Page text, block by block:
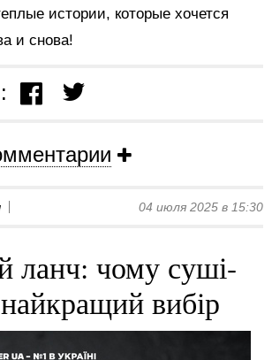
истории, которые хочется
и снова!
04 июля 2025 в 15:30
ланч: чому суші-
вибір